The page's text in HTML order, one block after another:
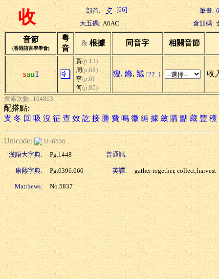
收 部首: [66] 筆畫: 6
大五碼: A6AC 倉頡碼:
音節
(香港語言學學會)
粵
音
& 根據 同音字 相關音節
sau1
黃(p.13)
周(p.68)
李(p.6)
何(p.85)
獀, 鎀, 臹 [22..] 收
搜索次數: 104863
配搭點:
支 冬 回 吸 沒 征 查 效 訖 接 勝 費 鳴 徵 編 據 斂 購 點 藏 豐 穫
Unicode:
U+6536
漢語大字典:
Pg.1448 普通話:
康熙字典: Pg.0396.060 英譯: gather together, collect;harvest
Matthews: No.5837